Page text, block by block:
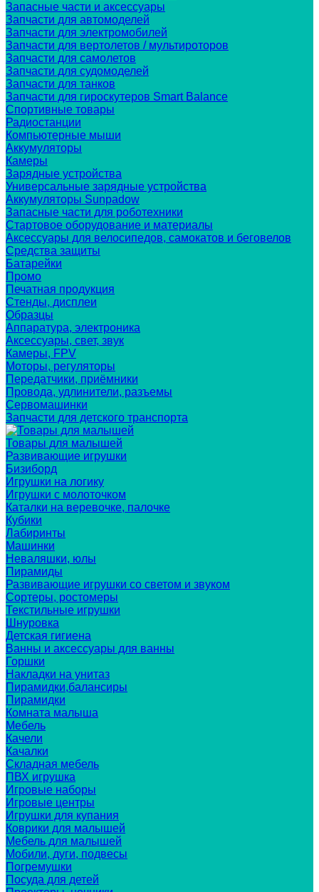
Запасные части и аксессуары
Запчасти для автомоделей
Запчасти для электромобилей
Запчасти для вертолетов / мультироторов
Запчасти для самолетов
Запчасти для судомоделей
Запчасти для танков
Запчасти для гироскутеров Smart Balance
Спортивные товары
Радиостанции
Компьютерные мыши
Аккумуляторы
Камеры
Зарядные устройства
Универсальные зарядные устройства
Аккумуляторы Sunpadow
Запасные части для роботехники
Стартовое оборудование и материалы
Аксессуары для велосипедов, самокатов и беговелов
Средства защиты
Батарейки
Промо
Печатная продукция
Стенды, дисплеи
Образцы
Аппаратура, электроника
Аксессуары, свет, звук
Камеры, FPV
Моторы, регуляторы
Передатчики, приёмники
Провода, удлинители, разъемы
Сервомашинки
Запчасти для детского транспорта
Товары для малышей
Развивающие игрушки
Бизиборд
Игрушки на логику
Игрушки с молоточком
Каталки на веревочке, палочке
Кубики
Лабиринты
Машинки
Неваляшки, юлы
Пирамиды
Развивающие игрушки со светом и звуком
Сортеры, ростомеры
Текстильные игрушки
Шнуровка
Детская гигиена
Ванны и аксессуары для ванны
Горшки
Накладки на унитаз
Пирамидки,балансиры
Пирамидки
Комната малыша
Мебель
Качели
Качалки
Складная мебель
ПВХ игрушка
Игровые наборы
Игровые центры
Игрушки для купания
Коврики для малышей
Мебель для малышей
Мобили, дуги, подвесы
Погремушки
Посуда для детей